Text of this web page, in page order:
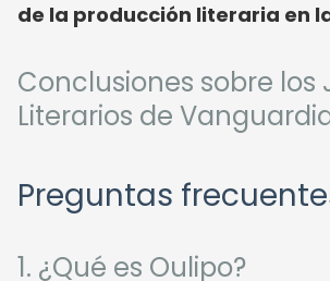
de la producción literaria en
Conclusiones sobre los
Literarios de
Preguntas
1. ¿Qué es Oulipo?